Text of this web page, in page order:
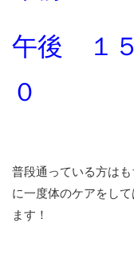
午後 １５
０
普段通っている方は
に一度体のケアをし
ます！